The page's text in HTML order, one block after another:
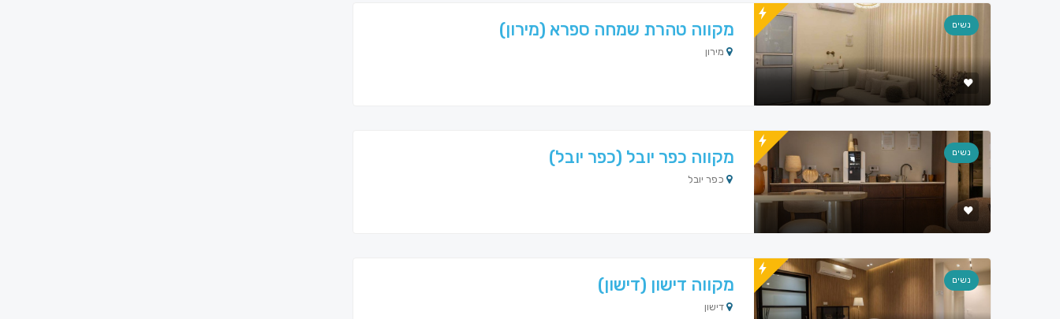
נשים מקווה טהרת שמחה ספרא (מירון)
מירון
נשים מקווה כפר יובל (כפר יובל)
כפר יובל
נשים מקווה דישון (דישון)
דישון